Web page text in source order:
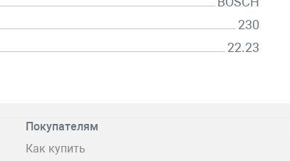
230
22.23
Покупателям
Как купить